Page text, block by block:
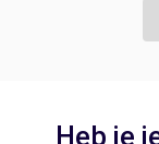
Heb je